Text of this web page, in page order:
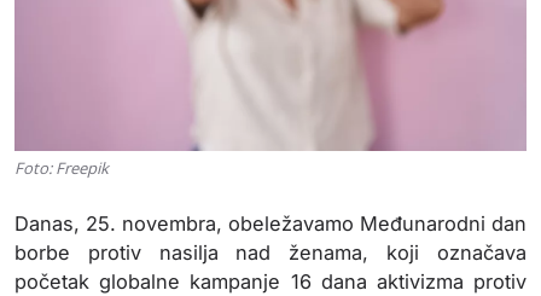
Foto: Freepik
Danas, 25. novembra, obeležavamo Međunarodni dan
borbe protiv nasilja nad ženama, koji označava
početak globalne kampanje 16 dana aktivizma protiv